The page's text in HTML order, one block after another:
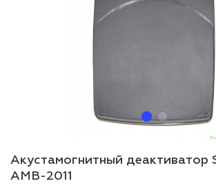
Акустамогнитный деактиватор
AMB-2011